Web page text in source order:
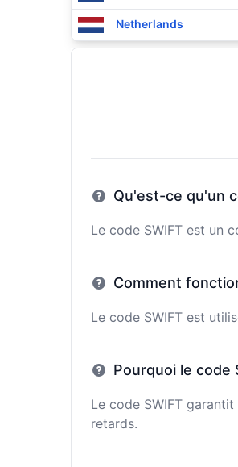
Netherlands
Qu'est-ce qu'un
Le code SWIFT est un
Comment
Le code SWIFT est
Pourquoi le code
Le code SWIFT
retards.